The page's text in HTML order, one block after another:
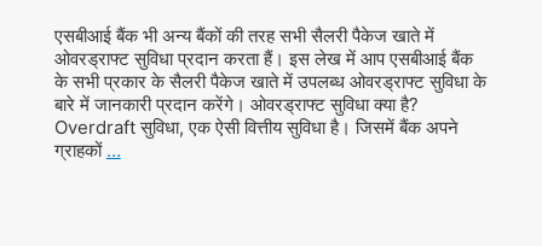
एसबीआई बैंक भी अन्य बैंकों की तरह सभी सैलरी पैकेज खाते में
ओवरड्राफ्ट सुविधा प्रदान करता हैं। इस लेख में आप एसबीआई बैंक
के सभी प्रकार के सैलरी पैकेज खाते में उपलब्ध ओवरड्राफ्ट सुविधा के
बारे में जानकारी प्रदान करेंगे। ओवरड्राफ्ट सुविधा क्या है?
Overdraft सुविधा, एक ऐसी वित्तीय सुविधा है। जिसमें बैंक अपने
ग्राहकों …